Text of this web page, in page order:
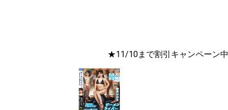
★11/10まで割引キャンペーン中